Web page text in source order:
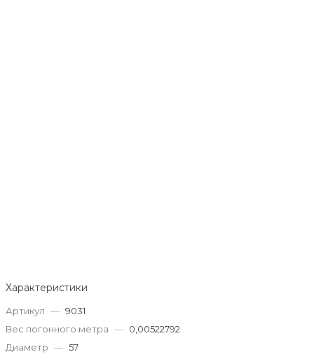
Характеристики
Артикул — 9031
Вес погонного метра — 0,00522792
Диаметр — 57